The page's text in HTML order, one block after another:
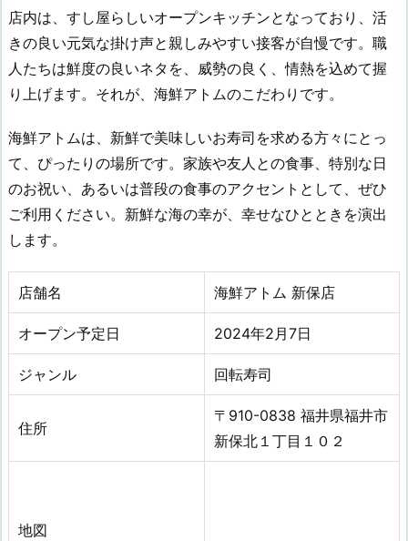
店内は、すし屋らしいオープンキッチンとなっており、活
きの良い元気な掛け声と親しみやすい接客が自慢です。職
人たちは鮮度の良いネタを、威勢の良く、情熱を込めて握
り上げます。それが、海鮮アトムのこだわりです。
海鮮アトムは、新鮮で美味しいお寿司を求める方々にとっ
て、ぴったりの場所です。家族や友人との食事、特別な日
のお祝い、あるいは普段の食事のアクセントとして、ぜひ
ご利用ください。新鮮な海の幸が、幸せなひとときを演出
します。
店舗名 海鮮アトム 新保店
オープン予定日 2024年2月7日
ジャンル 回転寿司
住所
〒910-0838 福井県福井市
新保北１丁目１０２
地図